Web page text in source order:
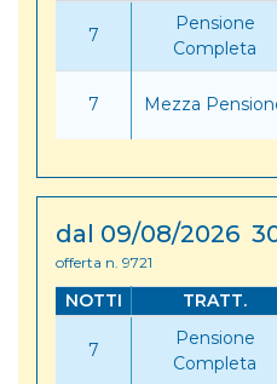
7
Pensione
Completa
7 Mezza
dal 09/08/2026
offerta n. 9721
NOTTI TRATT.
7
Pensione
Completa